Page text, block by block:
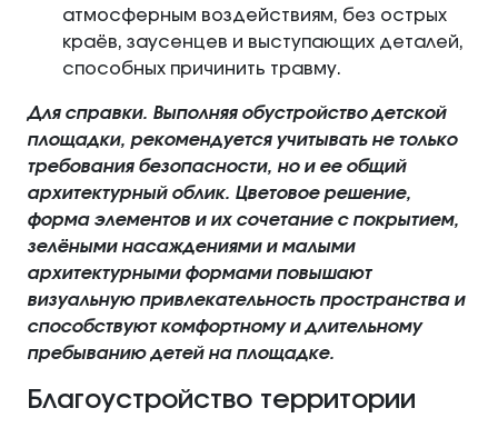
атмосферным воздействиям, без острых
краёв, заусенцев и выступающих деталей,
способных причинить травму.
Для справки. Выполняя обустройство детской
площадки, рекомендуется учитывать не только
требования безопасности, но и ее общий
архитектурный облик. Цветовое решение,
форма элементов и их сочетание с покрытием,
зелёными насаждениями и малыми
архитектурными формами повышают
визуальную привлекательность пространства и
способствуют комфортному и длительному
пребыванию детей на площадке.
Благоустройство территории